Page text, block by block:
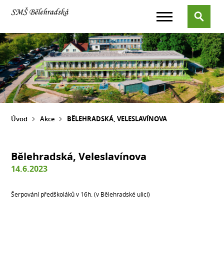
Úvod Akce BĚLEHRADSKÁ, VELESLAVÍNOVA
Bělehradská, Veleslavínova
14.6.2023
Šerpování předškoláků v 16h. (v Bělehradské ulici)